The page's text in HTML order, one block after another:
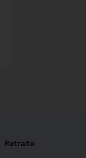
Retraite